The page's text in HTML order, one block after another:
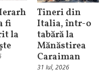
fi
la
Tineri din
Italia, într-o
tabără la
Mănăstirea
Caraiman
31 Iul, 2026